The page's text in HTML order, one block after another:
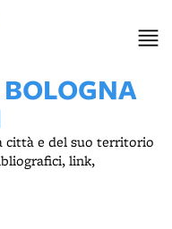
città e del suo territorio
link,